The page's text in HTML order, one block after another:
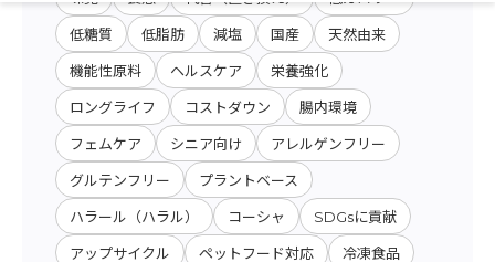
低糖質 低脂肪 減塩 国産 天然由来
機能性原料 ヘルスケア 栄養強化
ロングライフ コストダウン 腸内環境
フェムケア シニア向け アレルゲンフリー
グルテンフリー プラントベース
ハラール（ハラル） コーシャ SDGsに貢献
アップサイクル ペットフード対応 冷凍食品